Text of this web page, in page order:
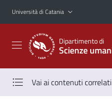
Vai al contenuto principale
Vai al menu di navigazione
Università di Catania
Dipartimento di
Scienze
Vai ai contenuti correlati